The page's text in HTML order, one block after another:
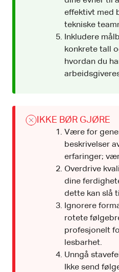
effektivt med
tekniske
Inkludere
konkrete tall
hvordan du
IKKE BØR GJØRE
Være for
beskrivelser
erfaringer;
Overdrive
dine
dette kan slå
Ignorere
rotete
profesjonelt
lesbarhet.
Unngå
Ikke send